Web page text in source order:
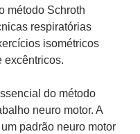
método Schroth
respiratórias
isométricos
excêntricos.
do método
neuro motor. A
padrão neuro motor